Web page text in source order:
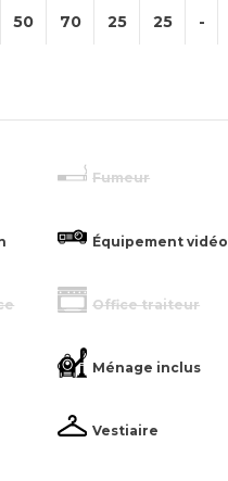
50 70 25 25 -
Fumeur
Équipement vidéo
Office traiteur
Ménage inclus
Vestiaire